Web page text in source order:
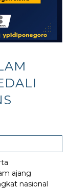
ajang
nasional